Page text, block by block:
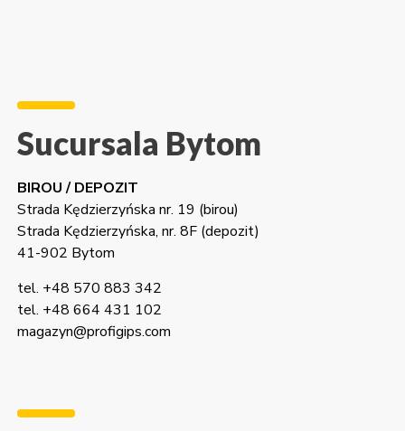
Sucursala Bytom
BIROU / DEPOZIT
Strada Kędzierzyńska nr. 19 (birou)
Strada Kędzierzyńska, nr. 8F (depozit)
41-902 Bytom
tel. +48 570 883 342
tel. +48 664 431 102
magazyn@profigips.com